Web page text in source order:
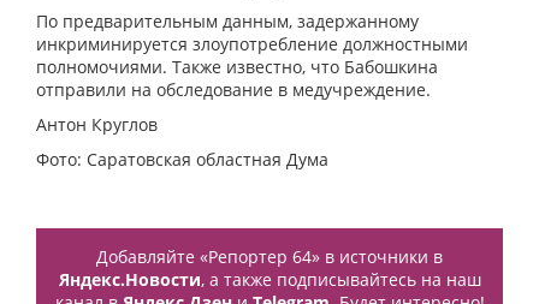
По предварительным данным, задержанному
инкриминируется злоупотребление должностными
полномочиями. Также известно, что Бабошкина
отправили на обследование в медучреждение.
Антон Круглов
Фото: Саратовская областная Дума
Добавляйте «Репортер 64» в источники в
Яндекс.Новости, а также подписывайтесь на наш